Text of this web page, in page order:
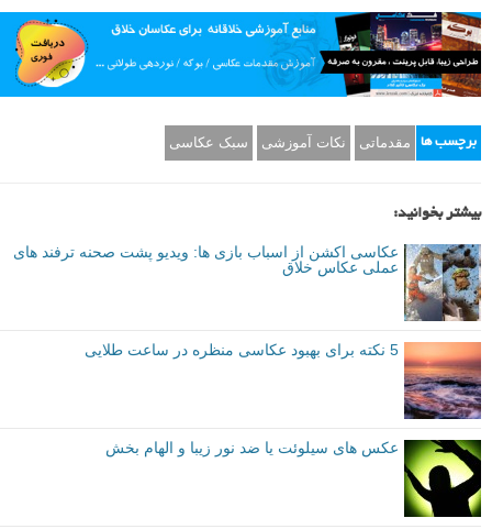
حس ناامیدی می شود.
خودتان را حبس نکنید. به خودتان باور داشته باشید. از دیگران بیاموزید، و
سپس «آن» را به سبک خودتان تبدیل کنید. منظورم از «تبدیل آن به سبک
شخص دیگری روی آنها قسم می خورد برای شما مناسب نیست، به آن صدا
جشن بگیرید و غنیمت شمارید.
نویسنده: سونجا کریستینا (Svenja Christina)
برچسب ها مقدماتی نکات آموزشی سبک عکاسی
بیشتر بخوانید: